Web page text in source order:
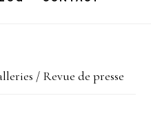
/Revue de presse